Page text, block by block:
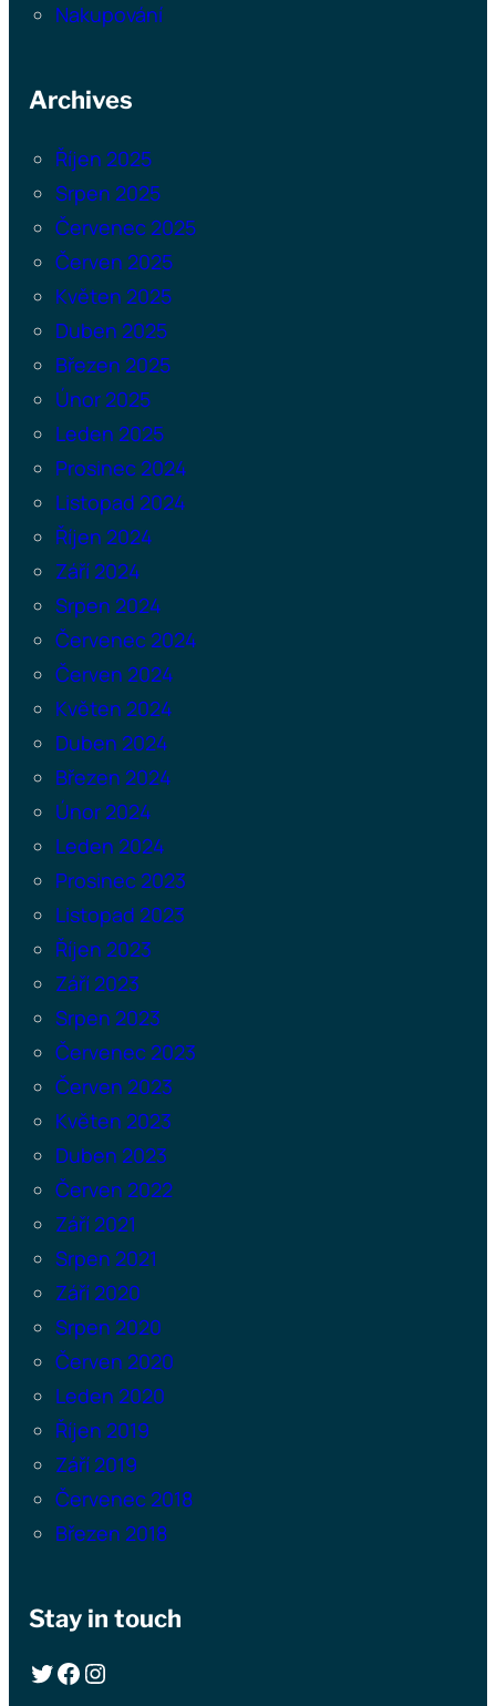
Nakupování
Archives
Říjen 2025
Srpen 2025
Červenec 2025
Červen 2025
Květen 2025
Duben 2025
Březen 2025
Únor 2025
Leden 2025
Prosinec 2024
Listopad 2024
Říjen 2024
Září 2024
Srpen 2024
Červenec 2024
Červen 2024
Květen 2024
Duben 2024
Březen 2024
Únor 2024
Leden 2024
Prosinec 2023
Listopad 2023
Říjen 2023
Září 2023
Srpen 2023
Červenec 2023
Červen 2023
Květen 2023
Duben 2023
Červen 2022
Září 2021
Srpen 2021
Září 2020
Srpen 2020
Červen 2020
Leden 2020
Říjen 2019
Září 2019
Červenec 2018
Březen 2018
Stay in touch
Twitter Facebook Instagram